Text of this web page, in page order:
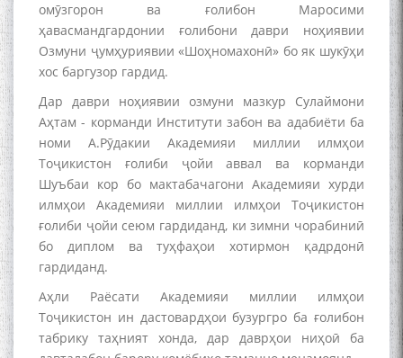
омӯзгорон ва ғолибон Маросими
ҳавасмандгардонии ғолибони даври ноҳиявии
Озмуни ҷумҳуриявии «Шоҳномахонӣ» бо як шукӯҳи
хос баргузор гардид.
Дар даври ноҳиявии озмуни мазкур Сулаймони
Аҳтам - корманди Институти забон ва адабиёти ба
номи А.Рӯдакии Академияи миллии илмҳои
Тоҷикистон ғолиби ҷойи аввал ва корманди
Шуъбаи кор бо мактабачагони Академияи хурди
илмҳои Академияи миллии илмҳои Тоҷикистон
ғолиби ҷойи сеюм гардиданд, ки зимни чорабиниӣ
бо диплом ва туҳфаҳои хотирмон қадрдонӣ
гардиданд.
Аҳли Раёсати Академияи миллии илмҳои
Тоҷикистон ин дастовардҳои бузургро ба ғолибон
табрику таҳният хонда, дар даврҳои ниҳоӣ ба
The Persian Gulf Beautiful
poetry from Устод Мумин
Қаноат (Ustod Mumin Qanoat)
and Master Mehryar
Mehrafarin about the conflict
of the name of the Persian
Gulf
Сайри Дарвоз бо Мӯъмин
Қаноат: Чанор ҳам "гап"
мезанад